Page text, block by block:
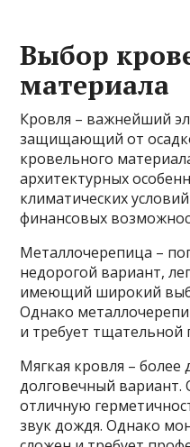
Выбор
материала
Кровля – важнейший
защищающий от
кровельного
архитектурных
климатических
финансовых
Металлочерепица –
недорогой вариант,
имеющий широкий
Однако
и требует тщательной
Мягкая кровля – более
долговечный вариант.
отличную
звук дождя. Однако